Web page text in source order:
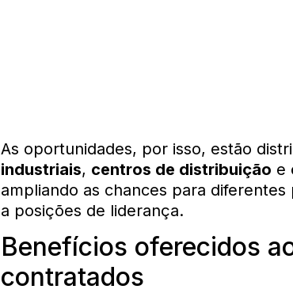
As oportunidades, por isso, estão
industriais, centros de distribuição e
ampliando as chances para
a posições de liderança.
Benefícios oferecidos
contratados